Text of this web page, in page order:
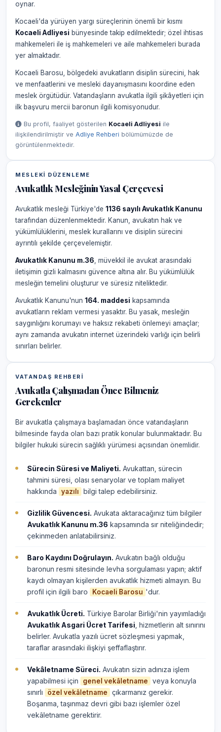
oynar.
Kocaeli'da yürüyen yargı süreçlerinin önemli bir kısmı
Kocaeli Adliyesi bünyesinde takip edilmektedir; özel ihtisas
mahkemeleri ile iş mahkemeleri ve aile mahkemeleri burada
yer almaktadır.
Kocaeli Barosu, bölgedeki avukatların disiplin sürecini, hak
ve menfaatlerini ve mesleki dayanışmasını koordine eden
meslek örgütüdür. Vatandaşların avukatla ilgili şikâyetleri için
ilk başvuru mercii baronun ilgili komisyonudur.
Bu profil, faaliyet gösterilen Kocaeli Adliyesi ile
ilişkilendirilmiştir ve Adliye Rehberi bölümümüzde de
görüntülenmektedir.
MESLEKI DÜZENLEME
Avukatlık Mesleğinin Yasal Çerçevesi
Avukatlık mesleği Türkiye'de 1136 sayılı Avukatlık Kanunu
tarafından düzenlenmektedir. Kanun, avukatın hak ve
yükümlülüklerini, meslek kurallarını ve disiplin sürecini
ayrıntılı şekilde çerçevelemiştir.
Avukatlık Kanunu m.36 , müvekkil ile avukat arasındaki
iletişimin gizli kalmasını güvence altına alır. Bu yükümlülük
mesleğin temelini oluşturur ve süresiz niteliktedir.
Avukatlık Kanunu'nun 164. maddesi kapsamında
avukatların reklam vermesi yasaktır. Bu yasak, mesleğin
saygınlığını korumayı ve haksız rekabeti önlemeyi amaçlar;
aynı zamanda avukatın internet üzerindeki varlığı için belirli
sınırları belirler.
VATANDAŞ REHBERI
Avukatla Çalışmadan Önce Bilmeniz
Gerekenler
Bir avukatla çalışmaya başlamadan önce vatandaşların
bilmesinde fayda olan bazı pratik konular bulunmaktadır. Bu
bilgiler hukuki sürecin sağlıklı yürümesi açısından önemlidir.
Sürecin Süresi ve Maliyeti. Avukattan, sürecin
tahmini süresi, olası senaryolar ve toplam maliyet
hakkında
yazılı bilgi talep edebilirsiniz.
Gizlilik Güvencesi. Avukata aktaracağınız tüm bilgiler
Avukatlık Kanunu m.36 kapsamında sır niteliğindedir;
çekinmeden anlatabilirsiniz.
Baro Kaydını Doğrulayın. Avukatın bağlı olduğu
baronun resmi sitesinde levha sorgulaması yapın; aktif
kaydı olmayan kişilerden avukatlık hizmeti almayın. Bu
profil için ilgili baro
Kocaeli Barosu 'dur.
Avukatlık Ücreti. Türkiye Barolar Birliği'nin yayımladığı
Avukatlık Asgari Ücret Tarifesi , hizmetlerin alt sınırını
belirler. Avukatla yazılı ücret sözleşmesi yapmak,
taraflar arasındaki ilişkiyi şeffaflaştırır.
Vekâletname Süreci. Avukatın sizin adınıza işlem
yapabilmesi için
genel vekâletname
veya konuyla
sınırlı
özel vekâletname
çıkarmanız gerekir.
Boşanma, taşınmaz devri gibi bazı işlemler özel
vekâletname gerektirir.